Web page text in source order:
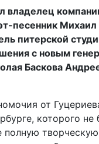
владелец
песенник Михаил
питерской
с новым
Баскова
от
которого не